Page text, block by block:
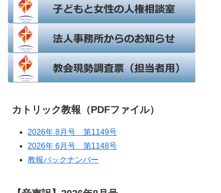
カトリック教報（PDFファイル）
2026年 8月号 第1149号
2026年 6月号 第1148号
教報バックナンバー